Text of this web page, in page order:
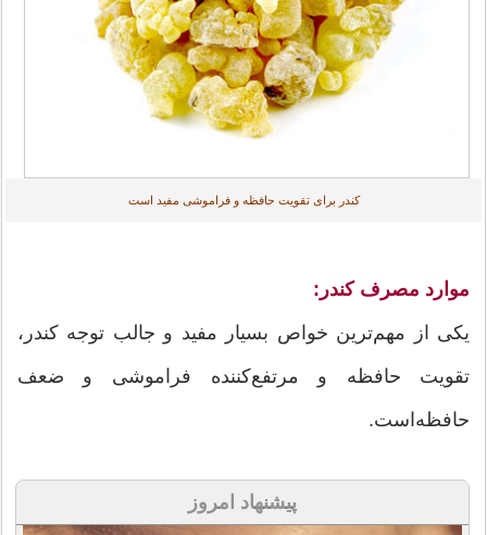
کندر برای تقویت حافظه و فراموشی مفید است
موارد مصرفکندر:
یکی از مهم‌ترین خواص بسیار مفید و جالب توجه کندر،
تقویت حافظه و مرتفع‌کننده فراموشی و ضعف
حافظه‌است.
پیشنهاد امروز